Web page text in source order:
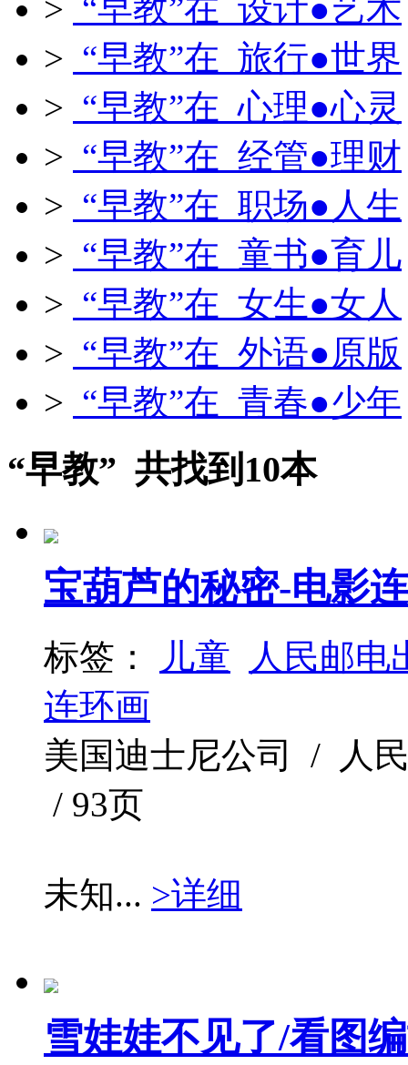
> “早教”在 设计●艺术
> “早教”在 旅行●世界
> “早教”在 心理●心灵
> “早教”在 经管●理财
> “早教”在 职场●人生
> “早教”在 童书●育儿
> “早教”在 女生●女人
> “早教”在 外语●原版
> “早教”在 青春●少年
“早教” 共找到10本
宝葫芦的秘密-电影
标签： 儿童
人民邮电
连环画
美国迪士尼公司 / 人
/ 93页
未知... >详细
雪娃娃不见了/看图